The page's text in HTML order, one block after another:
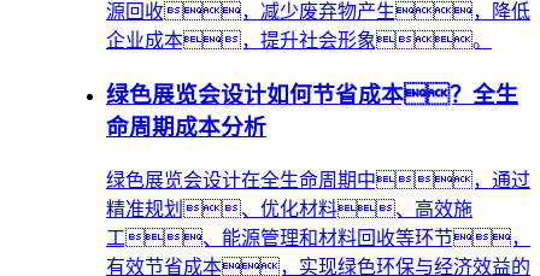
源回收，减少废弃物产生，降低
企业成本，提升社会形象。
绿色展览会设计如何节省成本？全生
命周期成本分析
绿色展览会设计在全生命周期中，通过
精准规划、优化材料、高效施
工、能源管理和材料回收等环节，
有效节省成本，实现绿色环保与经济效益的